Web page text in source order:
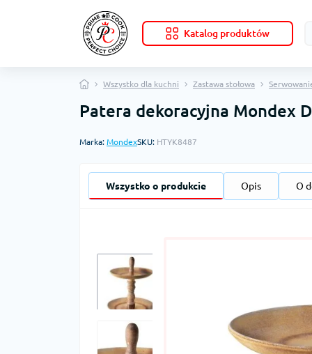
Katalog produktów
Wszystko dla kuchni Zastawa stołowa
Patera dekoracyjna Mondex
Marka: MondexSKU: HTYK8487
Wszystko o produkcie Opis O